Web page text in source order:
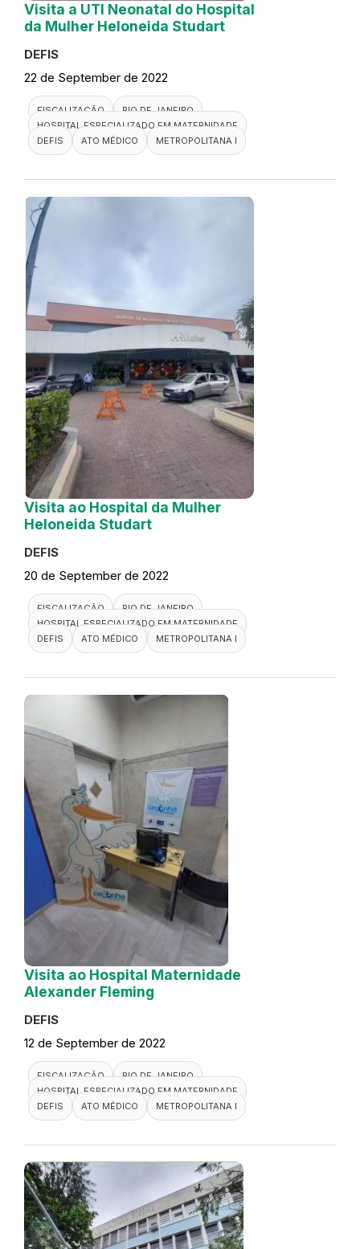
Visita a UTI Neonatal do Hospital
da Mulher Heloneida Studart
DEFIS
22 de September de 2022
FISCALIZAÇÃO
RIO DE JANEIRO
HOSPITAL ESPECIALIZADO EM MATERNIDADE
DEFIS
ATO MÉDICO METROPOLITANA I
Visita ao Hospital da Mulher
Heloneida Studart
DEFIS
20 de September de 2022
FISCALIZAÇÃO
RIO DE JANEIRO
HOSPITAL ESPECIALIZADO EM MATERNIDADE
DEFIS
ATO MÉDICO METROPOLITANA I
Visita ao Hospital Maternidade
Alexander Fleming
DEFIS
12 de September de 2022
FISCALIZAÇÃO
RIO DE JANEIRO
HOSPITAL ESPECIALIZADO EM MATERNIDADE
DEFIS
ATO MÉDICO METROPOLITANA I